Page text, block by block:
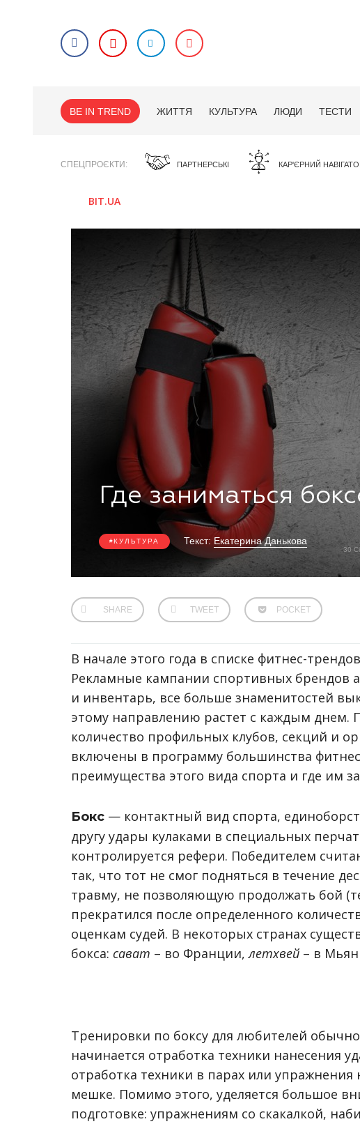
BE IN TREND ЖИТТЯ КУЛЬТУРА ЛЮДИ ТЕСТИ
СПЕЦПРОЄКТИ ПАРТНЕРСЬКІ КАР'ЄРНИЙ
BIT.UA
Где заниматься
КУЛЬТУРА Текст: Екатерина Данькова
30
SHARE TWEET POCKET
В начале этого года в списке фитнес-
Рекламные кампании спортивных брендов
и инвентарь, все больше знаменитостей
этому направлению растет с каждым днем.
количество профильных клубов, секций и
включены в программу большинства
преимущества этого вида спорта и где им
Бокс — контактный вид спорта,
другу удары кулаками в специальных
контролируется рефери. Победителем
так, что тот не смог подняться в течение
травму, не позволяющую продолжать бой
прекратился после определенного
оценкам судей. В некоторых странах
бокса: сават – во Франции,летхвей – в
Тренировки по боксу для любителей
начинается отработка техники нанесения
отработка техники в парах или
мешке. Помимо этого, уделяется большое
подготовке: упражнениям со скакалкой,